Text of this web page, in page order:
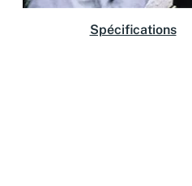
Spécifications